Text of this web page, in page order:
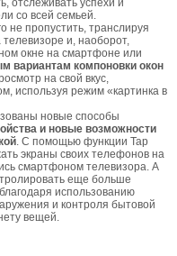
со всей семьей.
не пропустить, транслируя
и, наоборот,
окне на смартфоне или
вариантам компоновки окон
на свой вкус,
используя режим «картинка в
новые способы
и новые возможности
. С помощью функции Tap
экраны своих телефонов на
смартфоном телевизора. А
еще больше
использованию
и контроля бытовой
вещей.